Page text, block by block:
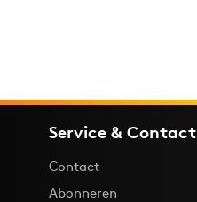
Service & Contact
Contact
Abonneren